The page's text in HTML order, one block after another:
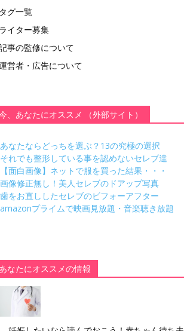
タグ一覧
ライター募集
事の監修について
営者・広告について
、あなたにオススメ （外部サイト）
あなたならどっちを選ぶ？13の究極の選択
それでも整形している事を認めないセレブ達
【面白画像】ネットで服を買った結果・・・
画像修正無し！美人セレブのドアップ写真
歯をお直ししたセレブのビフォーアフター
amazonプライムで映画見放題・音楽聴き放題
あなたにオススメの情報